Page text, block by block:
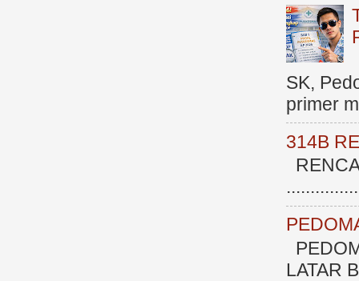
SK,
primer
314B
LATAR